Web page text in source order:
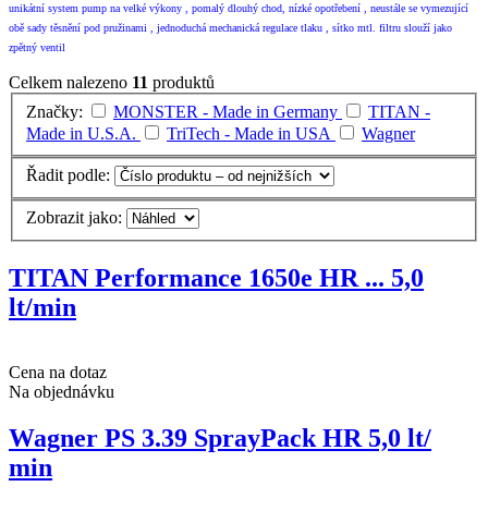
unikátní system pump na velké výkony , pomalý dlouhý chod, nízké opotřebení , neustále se vymezující
obě sady těsnění pod pružinami , jednoduchá mechanická regulace tlaku , sítko mtl. filtru slouží jako
zpětný ventil
Celkem nalezeno 11 produktů
Značky:
MONSTER - Made in Germany
TITAN -
Made in U.S.A.
TriTech - Made in USA Wagner
Řadit podle:
Zobrazit jako:
TITAN Performance 1650e HR ... 5,0
lt/min
Cena na dotaz
Na objednávku
Wagner PS 3.39 SprayPack HR 5,0 lt/
min